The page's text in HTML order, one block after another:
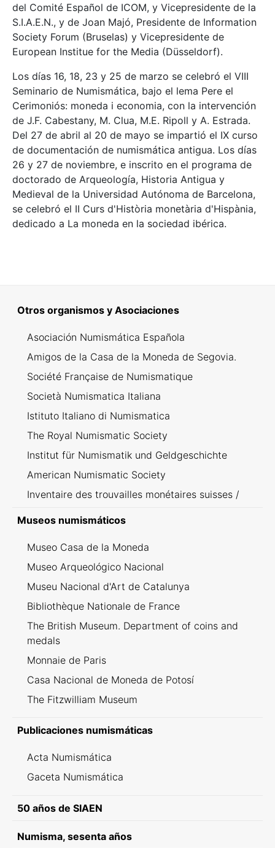
del Comité Español de ICOM, y Vicepresidente de la
S.I.A.E.N., y de Joan Majó, Presidente de Information
Society Forum (Bruselas) y Vicepresidente de
European Institue for the Media (Düsseldorf).
Los días 16, 18, 23 y 25 de marzo se celebró el VIII
Seminario de Numismática, bajo el lema Pere el
Cerimoniós: moneda i economia, con la intervención
de J.F. Cabestany, M. Clua, M.E. Ripoll y A. Estrada.
Del 27 de abril al 20 de mayo se impartió el IX curso
de documentación de numismática antigua. Los días
26 y 27 de noviembre, e inscrito en el programa de
doctorado de Arqueología, Historia Antigua y
Medieval de la Universidad Autónoma de Barcelona,
se celebró el II Curs d'Història monetària d'Hispània,
dedicado a La moneda en la sociedad ibérica.
Otros organismos y Asociaciones
Asociación Numismática Española
Amigos de la Casa de la Moneda de Segovia.
Société Française de Numismatique
Società Numismatica Italiana
Istituto Italiano di Numismatica
The Royal Numismatic Society
Institut für Numismatik und Geldgeschichte
American Numismatic Society
Inventaire des trouvailles monétaires suisses /
Museos numismáticos
Museo Casa de la Moneda
Museo Arqueológico Nacional
Museu Nacional d'Art de Catalunya
Bibliothèque Nationale de France
The British Museum. Department of coins and
medals
Monnaie de Paris
Casa Nacional de Moneda de Potosí
The Fitzwilliam Museum
Publicaciones numismáticas
Acta Numismática
Gaceta Numismática
50 años de SIAEN
Numisma, sesenta años